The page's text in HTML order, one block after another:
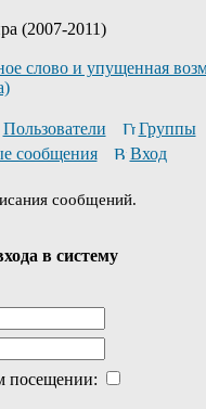
(2007-2011)
слово и упущенная
Пользователи
Группы
сообщения Вход
сообщений.
в систему
посещении: